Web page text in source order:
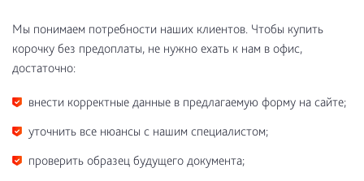
Мы понимаем потребности наших клиентов. Чтобы купить
корочку без предоплаты, не нужно ехать к нам в офис,
достаточно:
внести корректные данные в предлагаемую форму на сайте;
уточнить все нюансы с нашим специалистом;
проверить образец будущего документа;